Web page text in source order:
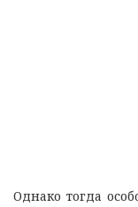
Однако тогда